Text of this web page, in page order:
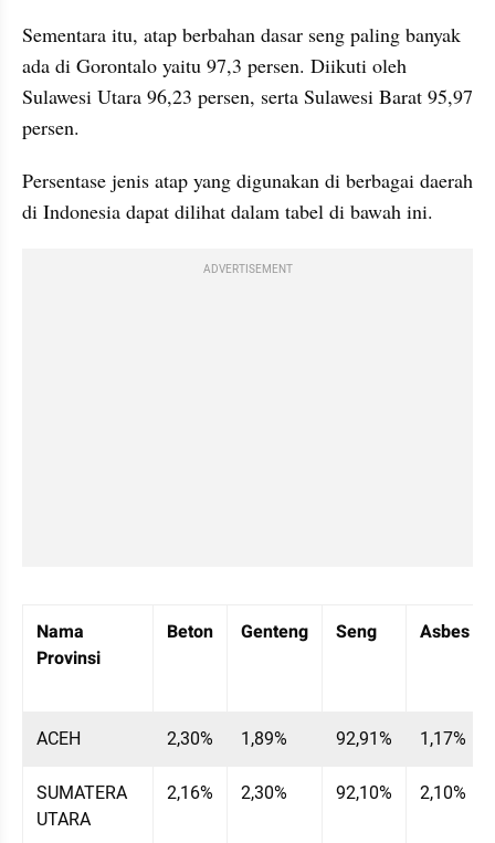
Sementara itu, atap berbahan dasar seng paling banyak
ada di Gorontalo yaitu 97,3 persen. Diikuti oleh
Sulawesi Utara 96,23 persen, serta Sulawesi Barat 95,97
persen.
Persentase jenis atap yang digunakan di berbagai daerah
di Indonesia dapat dilihat dalam tabel di bawah ini.
ADVERTISEMENT
Nama
Provinsi
Beton Genteng Seng Asbes
ACEH 2,30% 1,89% 92,91% 1,17%
SUMATERA
UTARA
2,16% 2,30% 92,10% 2,10%